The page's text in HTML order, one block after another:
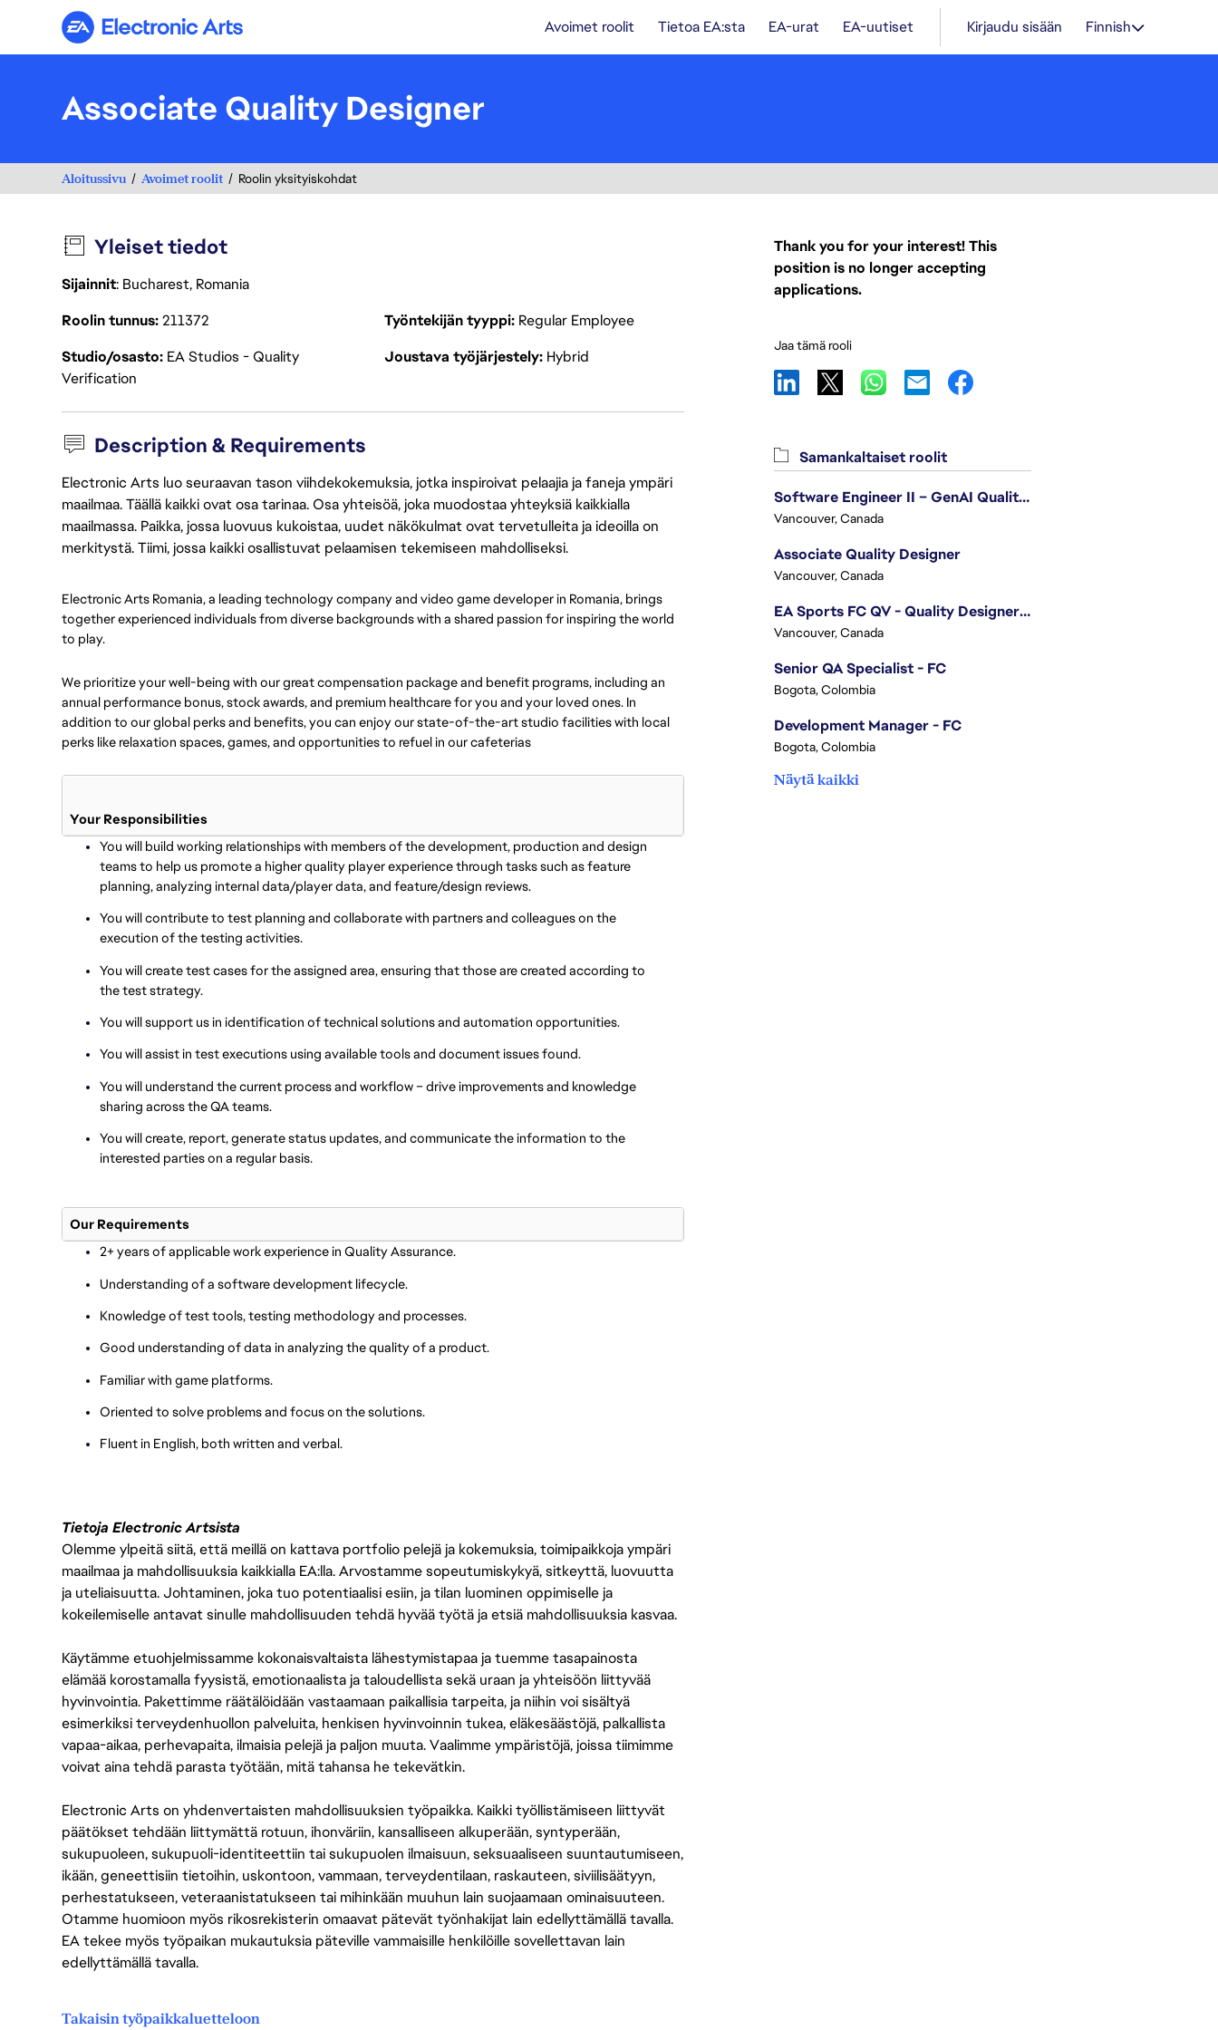
Electronic Arts Avoimet roolit Tietoa EA:sta EA-urat EA-uutiset Kirjaudu sisään Finnish
Associate Quality Designer
Aloitussivu Avoimet roolit Roolin yksityiskohdat
Yleiset tiedot
Sijainnit: Bucharest, Romania
Roolin tunnus211372 Työntekijän tyyppi Regular Employee
Studio/osasto EA Studios - Quality
Verification
Joustava työjärjestely Hybrid
Description & Requirements
Electronic Arts luo seuraavan tason viihdekokemuksia, jotka inspiroivat pelaajia ja faneja ympäri
maailmaa. Täällä kaikki ovat osa tarinaa. Osa yhteisöä, joka muodostaa yhteyksiä kaikkialla
maailmassa. Paikka, jossa luovuus kukoistaa, uudet näkökulmat ovat tervetulleita ja ideoilla on
merkitystä. Tiimi, jossa kaikki osallistuvat pelaamisen tekemiseen mahdolliseksi.
Electronic Arts Romania, a leading technology company and video game developer in Romania, brings
together experienced individuals from diverse backgrounds with a shared passion for inspiring the world
to play.
We prioritize your well-being with our great compensation package and benefit programs, including an
annual performance bonus, stock awards, and premium healthcare for you and your loved ones. In
addition to our global perks and benefits, you can enjoy our state-of-the-art studio facilities with local
perks like relaxation spaces, games, and opportunities to refuel in our cafeterias
Your Responsibilities
You will build working relationships with members of the development, production and design
teams to help us promote a higher quality player experience through tasks such as feature
planning, analyzing internal data/player data, and feature/design reviews.
You will contribute to test planning and collaborate with partners and colleagues on the
execution of the testing activities.
You will create test cases for the assigned area, ensuring that those are created according to
the test strategy.
You will support us in identification of technical solutions and automation opportunities.
You will assist in test executions using available tools and document issues found.
You will understand the current process and workflow – drive improvements and knowledge
sharing across the QA teams.
You will create, report, generate status updates, and communicate the information to the
interested parties on a regular basis.
Our Requirements
2+ years of applicable work experience in Quality Assurance.
Understanding of a software development lifecycle.
Knowledge of test tools, testing methodology and processes.
Good understanding of data in analyzing the quality of a product.
Familiar with game platforms.
Oriented to solve problems and focus on the solutions.
Fluent in English, both written and verbal.
Tietoja Electronic Artsista
Olemme ylpeitä siitä, että meillä on kattava portfolio pelejä ja kokemuksia, toimipaikkoja ympäri
maailmaa ja mahdollisuuksia kaikkialla EA:lla. Arvostamme sopeutumiskykyä, sitkeyttä, luovuutta
ja uteliaisuutta. Johtaminen, joka tuo potentiaalisi esiin, ja tilan luominen oppimiselle ja
kokeilemiselle antavat sinulle mahdollisuuden tehdä hyvää työtä ja etsiä mahdollisuuksia kasvaa.
Käytämme etuohjelmissamme kokonaisvaltaista lähestymistapaa ja tuemme tasapainosta
elämää korostamalla fyysistä, emotionaalista ja taloudellista sekä uraan ja yhteisöön liittyvää
hyvinvointia. Pakettimme räätälöidään vastaamaan paikallisia tarpeita, ja niihin voi sisältyä
esimerkiksi terveydenhuollon palveluita, henkisen hyvinvoinnin tukea, eläkesäästöjä, palkallista
vapaa-aikaa, perhevapaita, ilmaisia pelejä ja paljon muuta. Vaalimme ympäristöjä, joissa tiimimme
voivat aina tehdä parasta työtään, mitä tahansa he tekevätkin.
Electronic Arts on yhdenvertaisten mahdollisuuksien työpaikka. Kaikki työllistämiseen liittyvät
päätökset tehdään liittymättä rotuun, ihonväriin, kansalliseen alkuperään, syntyperään,
sukupuoleen, sukupuoli-identiteettiin tai sukupuolen ilmaisuun, seksuaaliseen suuntautumiseen,
ikään, geneettisiin tietoihin, uskontoon, vammaan, terveydentilaan, raskauteen, siviilisäätyyn,
perhestatukseen, veteraanistatukseen tai mihinkään muuhun lain suojaamaan ominaisuuteen.
Otamme huomioon myös rikosrekisterin omaavat pätevät työnhakijat lain edellyttämällä tavalla.
EA tekee myös työpaikan mukautuksia päteville vammaisille henkilöille sovellettavan lain
edellyttämällä tavalla.
Takaisin työpaikkaluetteloon
Thank you for your interest! This
position is no longer accepting
applications.
Jaa tämä rooli
Samankaltaiset roolit
Software Engineer II – GenAI Quality Engineering
Vancouver, Canada
Associate Quality Designer
Vancouver, Canada
EA Sports FC QV - Quality Designer (Companion App)
Vancouver, Canada
Senior QA Specialist - FC
Bogota, Colombia
Development Manager - FC
Bogota, Colombia
Näytä kaikki